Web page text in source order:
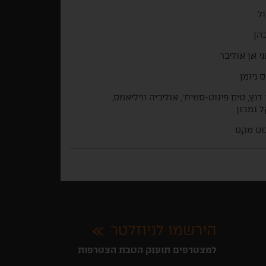
אן אוליבר
ניומן
דנץ, טים פיגוט-סמית', אוליביה וויליאמס,
גמבון
מקס
הירשמו לניוזלטר
למצטרפים תוענק הטבת הצטרפות